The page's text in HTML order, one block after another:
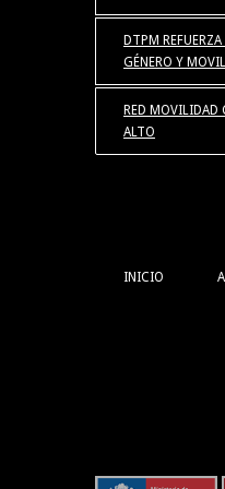
DTPM
GÉNERO Y
RED MOVILIDAD
ALTO
INICIO